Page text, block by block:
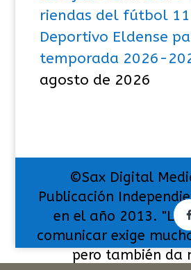
riendas del fútbol
Deportivo Eldense
temporada 2026-
agosto de 2026
©Sax Digital
Publicación
en el año 2013. "La
comunicar exige
pero también da